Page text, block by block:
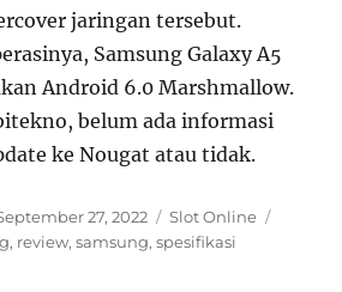
jaringan tersebut.
Samsung Galaxy A5
Android 6.0 Marshmallow.
belum ada informasi
ke Nougat atau tidak.
27, 2022 Categories
Slot Online
, review,samsung,spesifikasi